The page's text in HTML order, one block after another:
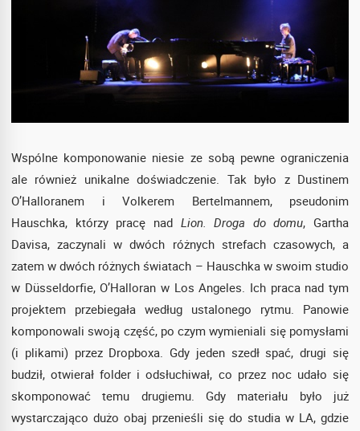
Wspólne komponowanie niesie ze sobą pewne ograniczenia
ale również unikalne doświadczenie. Tak było z Dustinem
O’Halloranem i Volkerem Bertelmannem, pseudonim
Hauschka, którzy pracę nad Lion. Droga do domu, Gartha
Davisa, zaczynali w dwóch różnych strefach czasowych, a
zatem w dwóch różnych światach – Hauschka w swoim studio
w Düsseldorfie, O’Halloran w Los Angeles. Ich praca nad tym
projektem przebiegała według ustalonego rytmu. Panowie
komponowali swoją część, po czym wymieniali się pomysłami
(i plikami) przez Dropboxa. Gdy jeden szedł spać, drugi się
budził, otwierał folder i odsłuchiwał, co przez noc udało się
skomponować temu drugiemu. Gdy materiału było już
wystarczająco dużo obaj przenieśli się do studia w LA, gdzie